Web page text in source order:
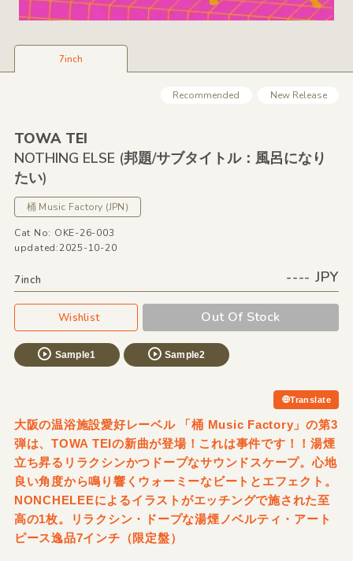
7inch
Recommended New Release
TOWA TEI
NOTHING ELSE (邦題/サブタイトル：風呂になり
たい)
桶 Music Factory (JPN)
Cat No: OKE-26-003
updated:2025-10-20
7inch ---- JPY
Wishlist Out Of Stock
Sample1 Sample2
Translate
大阪の温浴施設愛好レーベル 「桶 Music Factory」の第3
弾は、TOWA TEIの新曲が登場！これは事件です！！湯煙
立ち昇るリラクシンかつドープなサウンドスケープ。心地
良い角度から鳴り響くウォーミーなビートとエフェクト。
NONCHELEEによるイラストがエッチングで施された至
高の1枚。リラクシン・ドープな湯煙ノベルティ・アート
ピース逸品7インチ（限定盤）